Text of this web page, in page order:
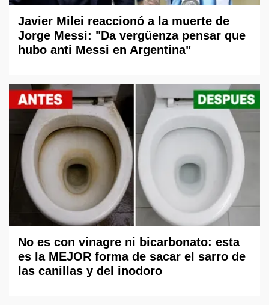
Javier Milei reaccionó a la muerte de
Jorge Messi: "Da vergüenza pensar que
hubo anti Messi en Argentina"
No es con vinagre ni bicarbonato: esta
es la MEJOR forma de sacar el sarro de
las canillas y del inodoro